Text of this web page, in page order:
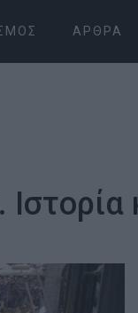
ΆΡΘΡΑ